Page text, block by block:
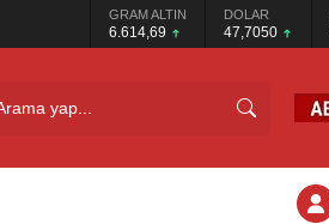
GRAM ALTIN
6.614,69
DOLAR
47,7050